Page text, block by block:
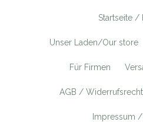
Startseite /
Unser Laden/Our store
Für Firmen
AGB / Widerrufsrecht
Impressum /